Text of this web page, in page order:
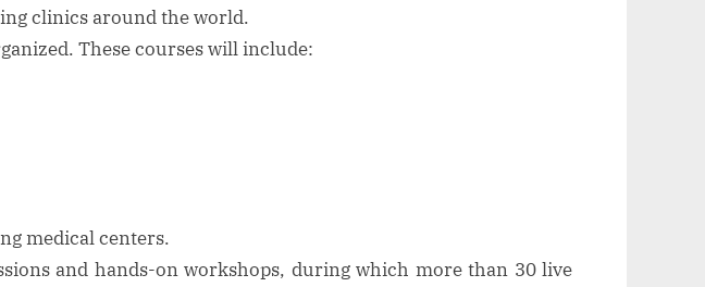
Toggle
menu
Toggle
sub-
menu
clinics around the world.
These courses will include:
medical centers.
and hands-on workshops, during which more than 30 live